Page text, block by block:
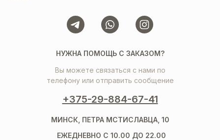
НУЖНА ПОМОЩЬ С ЗАКАЗОМ?
Вы можете связаться с нами по
телефону или отправить сообщение
+375-29-884-67-41
МИНСК, ПЕТРА МСТИСЛАВЦА, 10
ЕЖЕДНЕВНО С 10.00 ДО 22.00